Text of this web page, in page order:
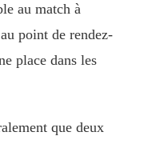
au match à
point de rendez-
place dans les
que deux